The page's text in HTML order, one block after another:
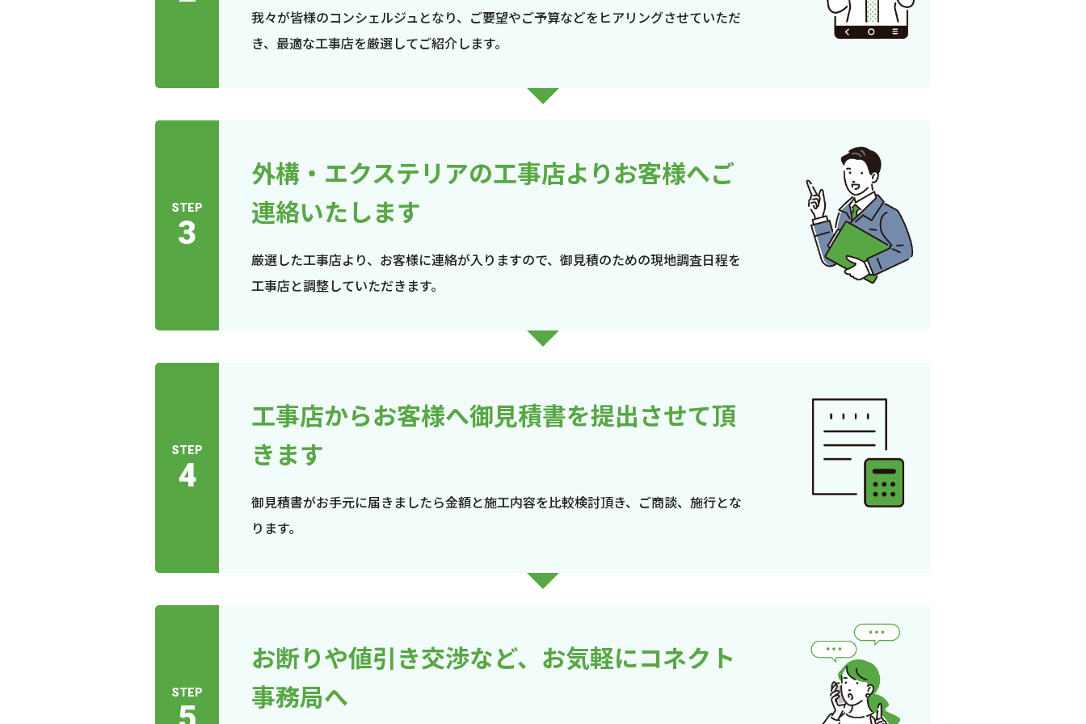
我々が皆様のコンシェルジュとなり、ご要望やご予算などをヒアリングさせていただ
き、最適な工事店を厳選してご紹介します。
STEP
3
外構・エクステリアの工事店よりお客様へご
連絡いたします
厳選した工事店より、お客様に連絡が入りますので、御見積のための現地調査日程を
工事店と調整していただきます。
STEP
4
工事店からお客様へ御見積書を提出させて頂
きます
御見積書がお手元に届きましたら金額と施工内容を比較検討頂き、ご商談、施行とな
ります。
STEP
お断りや値引き交渉など、お気軽にコネクト
事務局へ